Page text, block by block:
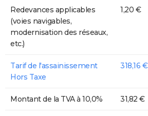
Redevances applicables
(voies navigables,
modernisation des réseaux,
etc.)
1,20 €
Tarif de l'assainissement
Hors Taxe
318,16 €
Montant de la TVA à 10,0% 31,82 €